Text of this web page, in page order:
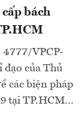
bách
4777/VPCP-
đạo của Thủ
các biện pháp
tại TP.HCM...